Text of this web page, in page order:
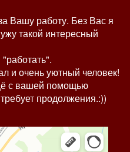
Вашу работу. Без Вас я
такой интересный
и очень уютный человек!
с вашей помощью
продолжения.:))